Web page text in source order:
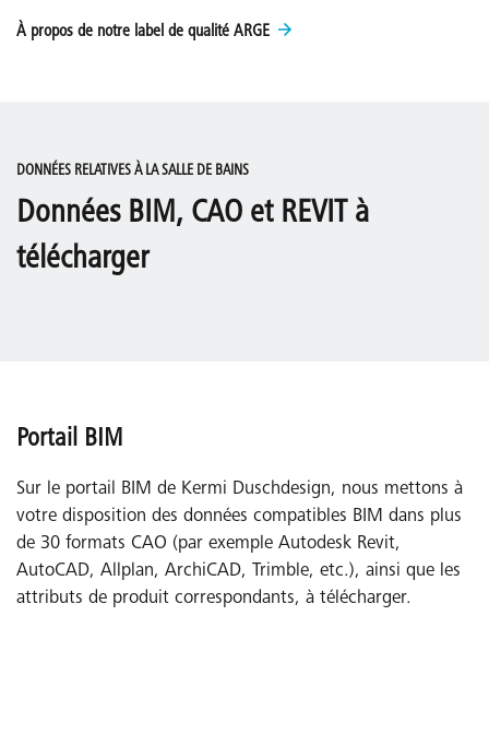
À propos de notre label de qualité ARGE
DONNÉES RELATIVES À LA SALLE DE BAINS
Données BIM, CAO et REVIT à
télécharger
Portail BIM
Sur le portail BIM de Kermi Duschdesign, nous mettons à
votre disposition des données compatibles BIM dans plus
de 30 formats CAO (par exemple Autodesk Revit,
AutoCAD, Allplan, ArchiCAD, Trimble, etc.), ainsi que les
attributs de produit correspondants, à télécharger.